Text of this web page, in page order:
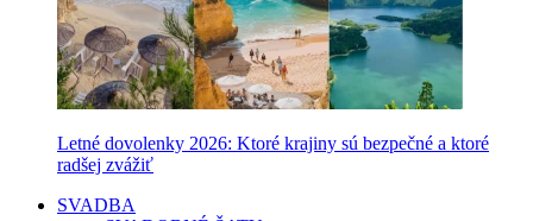
Letné dovolenky 2026: Ktoré krajiny sú bezpečné a ktoré
radšej zvážiť
SVADBA